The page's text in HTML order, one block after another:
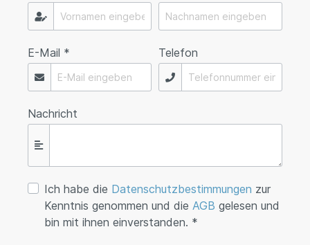
E-Mail * Telefon
Nachricht
Ich habe die Datenschutzbestimmungen zur
Kenntnis genommen und die AGB gelesen und
bin mit ihnen einverstanden. *